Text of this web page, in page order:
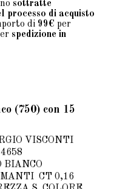
sottratte
processo di acquisto
di 99€ per
spedizione in
(750) con 15
VISCONTI
BIANCO
CT 0,16